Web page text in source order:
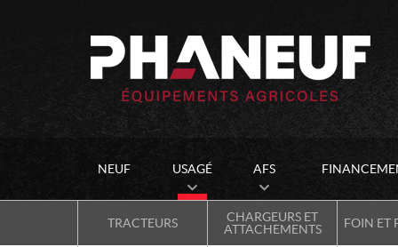
NEUF USAGÉ AFS
TRACTEURS
CHARGEURS ET
ATTACHEMENTS
FOIN ET